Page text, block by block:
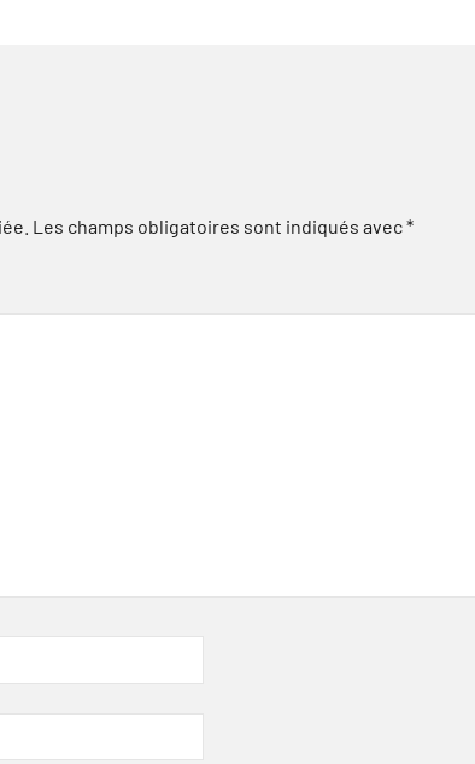
Les champs obligatoires sont indiqués avec*